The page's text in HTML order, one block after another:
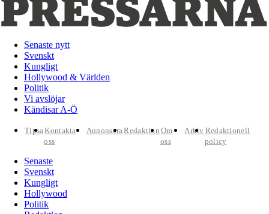
Senaste nytt
Svenskt
Kungligt
Hollywood & Världen
Politik
Vi avslöjar
Kändisar A-Ö
TipsaKontakta
oss
AnnonseraRedaktion Om
oss
Arkiv Redaktionell
policy
Senaste
Svenskt
Kungligt
Hollywood
Politik